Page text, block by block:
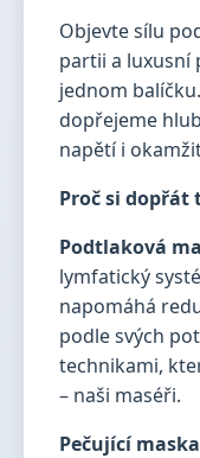
Objevte sílu
partii a luxusní
jednom
dopřejeme
napětí i
Proč si dopřát
Podtlaková
lymfatický
napomáhá
podle svých
technikami,
– naši maséři.
Pečující